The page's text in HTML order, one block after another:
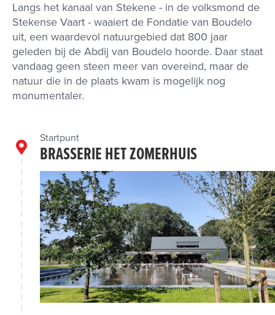
Langs het kanaal van Stekene - in de volksmond de
Stekense Vaart - waaiert de Fondatie van Boudelo
uit, een waardevol natuurgebied dat 800 jaar
geleden bij de Abdij van Boudelo hoorde. Daar staat
vandaag geen steen meer van overeind, maar de
natuur die in de plaats kwam is mogelijk nog
monumentaler.
Startpunt
BRASSERIE HET ZOMERHUIS
Brasserie Het Zomerhuis Toerisme Waasland